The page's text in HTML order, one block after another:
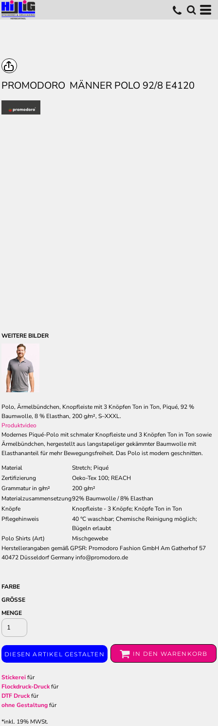
PROMODORO MÄNNER POLO 92/8 E4120
WEITERE BILDER
Polo, Ärmelbündchen, Knopfleiste mit 3 Knöpfen Ton in Ton, Piqué, 92 %
Baumwolle, 8 % Elasthan, 200 g/m², S–XXXL.
Produktvideo
Modernes Piqué-Polo mit schmaler Knopfleiste und 3 Knöpfen Ton in Ton sowie
Ärmelbündchen, hergestellt aus langstapeliger gekämmter Baumwolle mit
Elasthananteil für mehr Bewegungsfreiheit. Das Polo ist modern geschnitten.
Material
Stretch; Piqué
Zertifizierung
Oeko-Tex 100; REACH
Grammatur in g/m²
200 g/m²
Materialzusammensetzung92% Baumwolle / 8% Elasthan
Knöpfe
Knopfleiste - 3 Knöpfe; Knöpfe Ton in Ton
Pflegehinweis
40 °C waschbar; Chemische Reinigung möglich;
Bügeln erlaubt
Polo Shirts (Art)
Mischgewebe
Herstellerangaben gemäß GPSR: Promodoro Fashion GmbH Am Gatherhof 57
40472 Düsseldorf Germany info@promodoro.de
FARBE
GRÖSSE
MENGE
DIESEN ARTIKEL GESTALTEN IN DEN WARENKORB
Stickereifür
Flockdruck-Druckfür
DTF Druckfür
ohne Gestaltungfür
*inkl. 19% MWSt.